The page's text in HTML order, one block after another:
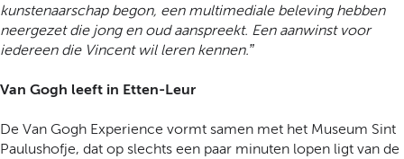
kunstenaarschap begon, een multimediale beleving hebben
neergezet die jong en oud aanspreekt. Een aanwinst voor
iedereen die Vincent wil leren kennen.”
Van Gogh leeft in Etten-Leur
De Van Gogh Experience vormt samen met het Museum Sint
Paulushofje, dat op slechts een paar minuten lopen ligt van de